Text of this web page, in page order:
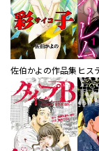
佐伯かよの作品集